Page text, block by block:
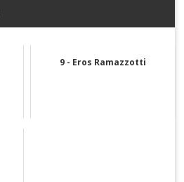
9 - Eros Ramazzotti